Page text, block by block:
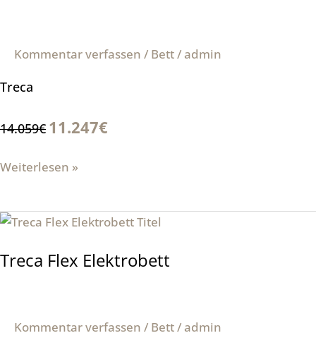
Kommentar verfassen / Bett/admin
Treca
14.059€ 11.247€
Weiterlesen »
Treca Flex Elektrobett
Kommentar verfassen / Bett/admin
Treca
Elektrobett